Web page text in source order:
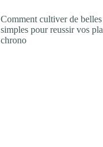
Comment cultiver de
simples pour reussir vos
chrono